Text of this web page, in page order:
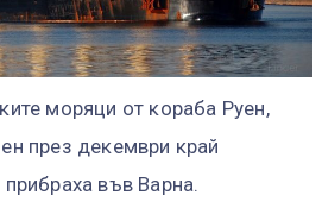
моряци от кораба Руен,
през декември край
във Варна.